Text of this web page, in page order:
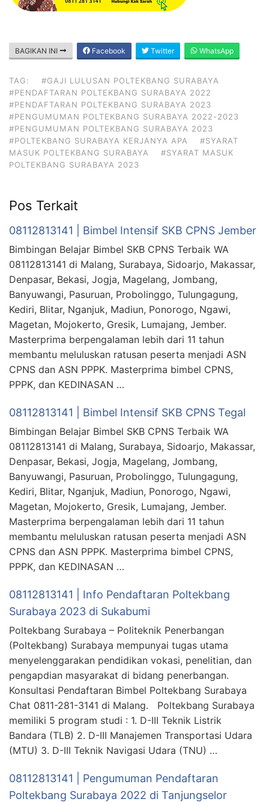
BAGIKAN INI Facebook Twitter WhatsApp
TAG:
#GAJI LULUSAN POLTEKBANG SURABAYA
#PENDAFTARAN POLTEKBANG SURABAYA 2022
#PENDAFTARAN POLTEKBANG SURABAYA 2023
#PENGUMUMAN POLTEKBANG SURABAYA 2022-2023
#PENGUMUMAN POLTEKBANG SURABAYA 2023
#POLTEKBANG SURABAYA KERJANYA APA
#SYARAT
MASUK POLTEKBANG SURABAYA
#SYARAT MASUK
POLTEKBANG SURABAYA 2023
Pos Terkait
08112813141 | Bimbel Intensif SKB CPNS Jember
Bimbingan Belajar Bimbel SKB CPNS Terbaik WA
08112813141 di Malang, Surabaya, Sidoarjo, Makassar,
Denpasar, Bekasi, Jogja, Magelang, Jombang,
Banyuwangi, Pasuruan, Probolinggo, Tulungagung,
Kediri, Blitar, Nganjuk, Madiun, Ponorogo, Ngawi,
Magetan, Mojokerto, Gresik, Lumajang, Jember.
Masterprima berpengalaman lebih dari 11 tahun
membantu meluluskan ratusan peserta menjadi ASN
CPNS dan ASN PPPK. Masterprima bimbel CPNS,
PPPK, dan KEDINASAN …
08112813141 | Bimbel Intensif SKB CPNS Tegal
Bimbingan Belajar Bimbel SKB CPNS Terbaik WA
08112813141 di Malang, Surabaya, Sidoarjo, Makassar,
Denpasar, Bekasi, Jogja, Magelang, Jombang,
Banyuwangi, Pasuruan, Probolinggo, Tulungagung,
Kediri, Blitar, Nganjuk, Madiun, Ponorogo, Ngawi,
Magetan, Mojokerto, Gresik, Lumajang, Jember.
Masterprima berpengalaman lebih dari 11 tahun
membantu meluluskan ratusan peserta menjadi ASN
CPNS dan ASN PPPK. Masterprima bimbel CPNS,
PPPK, dan KEDINASAN …
08112813141 | Info Pendaftaran Poltekbang
Surabaya 2023 di Sukabumi
Poltekbang Surabaya – Politeknik Penerbangan
(Poltekbang) Surabaya mempunyai tugas utama
menyelenggarakan pendidikan vokasi, penelitian, dan
pengapdian masyarakat di bidang penerbangan.
Konsultasi Pendaftaran Bimbel Poltekbang Surabaya
Chat 0811-281-3141 di Malang. Poltekbang Surabaya
memiliki 5 program studi : 1. D-III Teknik Listrik
Bandara (TLB) 2. D-III Manajemen Transportasi Udara
(MTU) 3. D-III Teknik Navigasi Udara (TNU) …
08112813141 | Pengumuman Pendaftaran
Poltekbang Surabaya 2022 di Tanjungselor